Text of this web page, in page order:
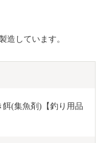
造しています。
餌(集魚剤)【釣り用品